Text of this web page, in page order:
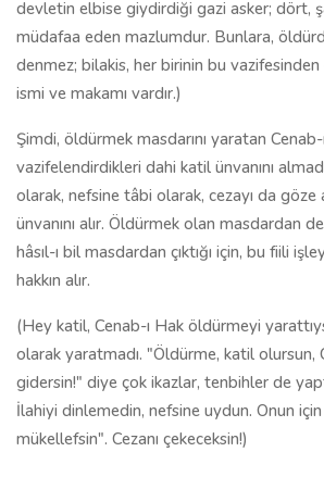
devletin elbise giydirdiği gazi asker; dört,
müdafaa eden mazlumdur. Bunlara,
denmez; bilakis, her birinin bu
ismi ve makamı vardır.)
Şimdi, öldürmek masdarını yaratan
vazifelendirdikleri dahi katil ünvanını
olarak, nefsine tâbi olarak, cezayı da
ünvanını alır. Öldürmek olan masdardan
hâsıl-ı bil masdardan çıktığı için, bu fiili
hakkın alır.
(Hey katil, Cenab-ı Hak öldürmeyi
olarak yaratmadı. "Öldürme, katil olursun,
gidersin!" diye çok ikazlar, tenbihler de
İlahiyi dinlemedin, nefsine uydun. Onun
mükellefsin". Cezanı çekeceksin!)